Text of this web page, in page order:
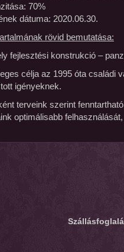
70%
dátuma: 2020.06.30.
rövid bemutatása:
fejlesztési konstrukció –
célja az 1995 óta családi
igényeknek.
terveink szerint
optimálisabb